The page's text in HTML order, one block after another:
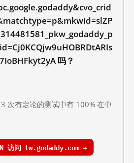
吗？
有定论的测试中有 100% 在中
访问 tw.godaddy.com →